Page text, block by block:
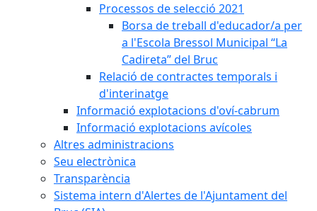
Processos de selecció 2021
Borsa de treball d'educador/a per
a l'Escola Bressol Municipal “La
Cadireta” del Bruc
Relació de contractes temporals i
d'interinatge
Informació explotacions d'oví-cabrum
Informació explotacions avícoles
Altres administracions
Seu electrònica
Transparència
Sistema intern d'Alertes de l'Ajuntament del